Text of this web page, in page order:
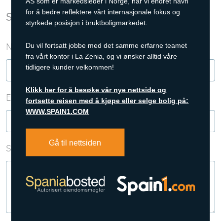
for å bedre reflektere vårt internasjonale fokus og
styrkede posisjon i bruktboligmarkedet.
Du vil fortsatt jobbe med det samme erfarne teamet
fra vårt kontor i La Zenia, og vi ønsker alltid våre
tidligere kunder velkommen!
Klikk her for å besøke vår nye nettside og
fortsette reisen med å kjøpe eller selge bolig på:
WWW.SPAIN1.COM
Gå til nettsiden
Send henvendelse
Navn *
E-post * Telefon *
Spørsmål *